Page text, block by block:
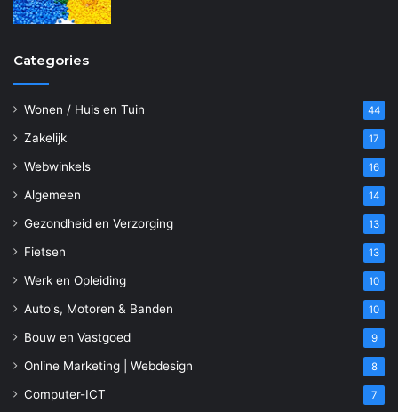
Categories
Wonen / Huis en Tuin 44
Zakelijk 17
Webwinkels 16
Algemeen 14
Gezondheid en Verzorging 13
Fietsen 13
Werk en Opleiding 10
Auto's, Motoren & Banden 10
Bouw en Vastgoed 9
Online Marketing | Webdesign 8
Computer-ICT 7